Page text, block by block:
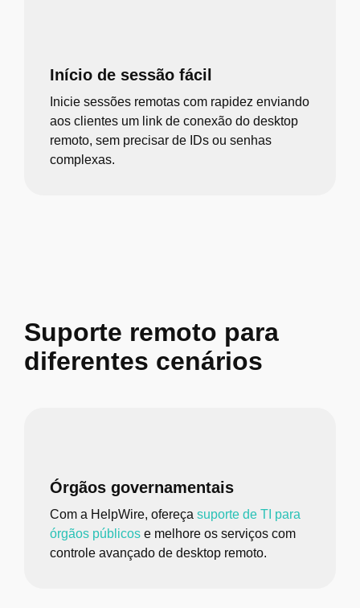
Início de sessão fácil
Inicie sessões remotas com rapidez enviando
aos clientes um link de conexão do desktop
remoto, sem precisar de IDs ou senhas
complexas.
Suporte remoto para
diferentes cenários
Órgãos governamentais
Com a HelpWire, ofereça suporte de TI para
órgãos públicos e melhore os serviços com
controle avançado de desktop remoto.